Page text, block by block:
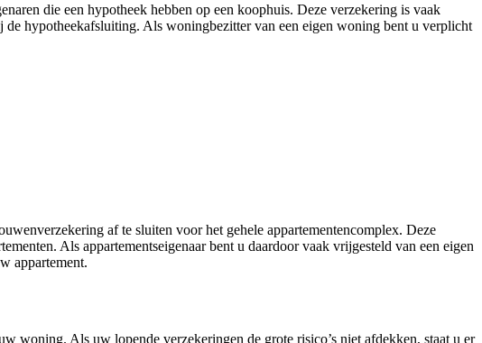
die een hypotheek hebben op een koophuis. Deze verzekering is vaak
hypotheekafsluiting. Als woningbezitter van een eigen woning bent u verplicht
af te sluiten voor het gehele appartementencomplex. Deze
Als appartementseigenaar bent u daardoor vaak vrijgesteld van een eigen
appartement.
woning. Als uw lopende verzekeringen de grote risico’s niet afdekken, staat u er